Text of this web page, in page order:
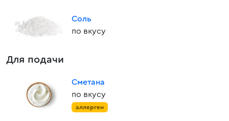
Соль
по вкусу
Для подачи
Сметана
по вкусу
аллерген